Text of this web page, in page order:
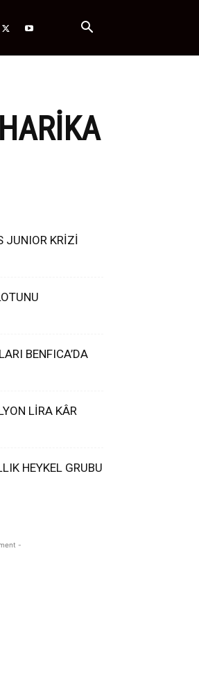
JUNIOR KRİZİ
BENFICA’DA
LİRA KÂR
HEYKEL GRUBU
-